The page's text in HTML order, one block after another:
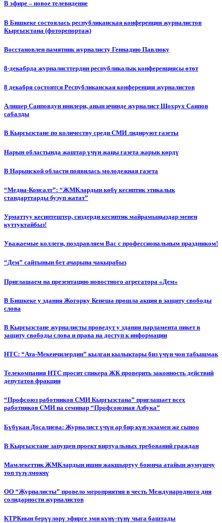
В эфире – новое телевидение
В Бишкеке состоялась республиканская конференция журналистов
Кыргызстана (фоторепортаж)
Восстановлен памятник журналисту Геннадию Павлюку
8-декабрда журналисттердин республикалык конференциясы өтөт
8 декабря состоится Республиканская конференция журналистов
Алишер Саиповдун инилери, анын ичинде журналист Шохрух Саипов
сабалды
В Кыргызстане по количеству среди СМИ лидируют газеты
Нарын областында жаштар үчүн жаңы газета жарык көрдү
В Нарынской области появилась молодежная газета
“Медиа-Консалт”: “ЖМКлардын көбү кесиптик этикалык
стандарттарды бузуп жатат”
Урматтуу кесиптештер, сиздерди кесиптик майрамыңыздар менен
куттуктайбыз!
Уважаемые коллеги, поздравляем Вас с профессиональным праздником!
“Дем” сайтынын бет ачарына чакырабыз
Приглашаем на презентацию новостного агрегатора «Дем»
В Бишкеке у здания Жогорку Кенеша прошла акция в защиту свободы
слова
В Кыргызстане журналисты проведут у здания парламента пикет в
защиту свободы слова и права на доступ к информации
НТС: “Ата-Мекенчилердин” кылган кылыктары биз үчүн чон табышмак
Телекомпания НТС просит спикера ЖК проверить законность действий
депутатов фракции
“Профсоюз работников СМИ Кыргызстана” приглашает всех
работников СМИ на семинар “Профсоюзная Азбука”
Бүбүкан Досалиева: Журналист үчүн ар бир күн экзамен же сыноо
В Кыргызстане запущен проект виртуальных требований граждан
Мамлекеттик ЖМКлардын ишин жакшыртуу боюнча атайын жумушчу
топ түзүлмөкчү
ОО “Журналисты” провело мероприятия в честь Международного дня
солидарности журналистов
КТРКнын берүүлөрү эфирге эми күнү-түнү чыга баштады